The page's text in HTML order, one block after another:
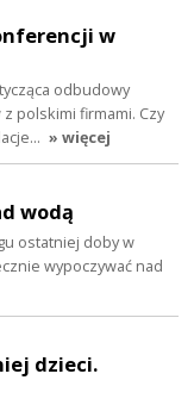
w
odbudowy
polskimi firmami. Czy
» więcej
wodą
ostatniej doby w
wypoczywać nad
dzieci.